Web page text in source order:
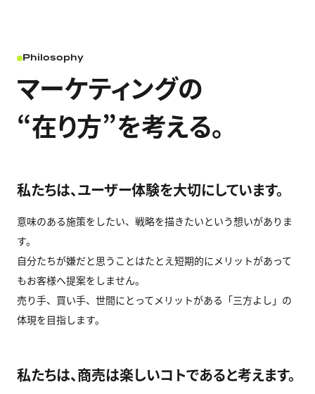
Philosophy
マーケティングの
“在り方”を考える。
私たちは、ユーザー体験を大切にしています。
意味のある施策をしたい、戦略を描きたいという想いがありま
す。
自分たちが嫌だと思うことはたとえ短期的にメリットがあって
もお客様へ提案をしません。
売り手、買い手、世間にとってメリットがある「三方よし」の
体現を目指します。
私たちは、商売は楽しいコトであると考えます。